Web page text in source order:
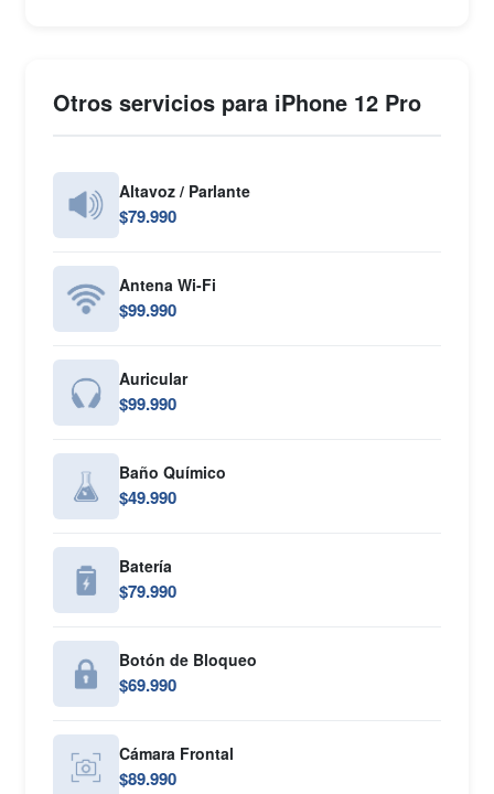
Otros servicios para iPhone 12 Pro
Altavoz / Parlante
$79.990
Antena Wi-Fi
$99.990
Auricular
$99.990
Baño Químico
$49.990
Batería
$79.990
Botón de Bloqueo
$69.990
Cámara Frontal
$89.990